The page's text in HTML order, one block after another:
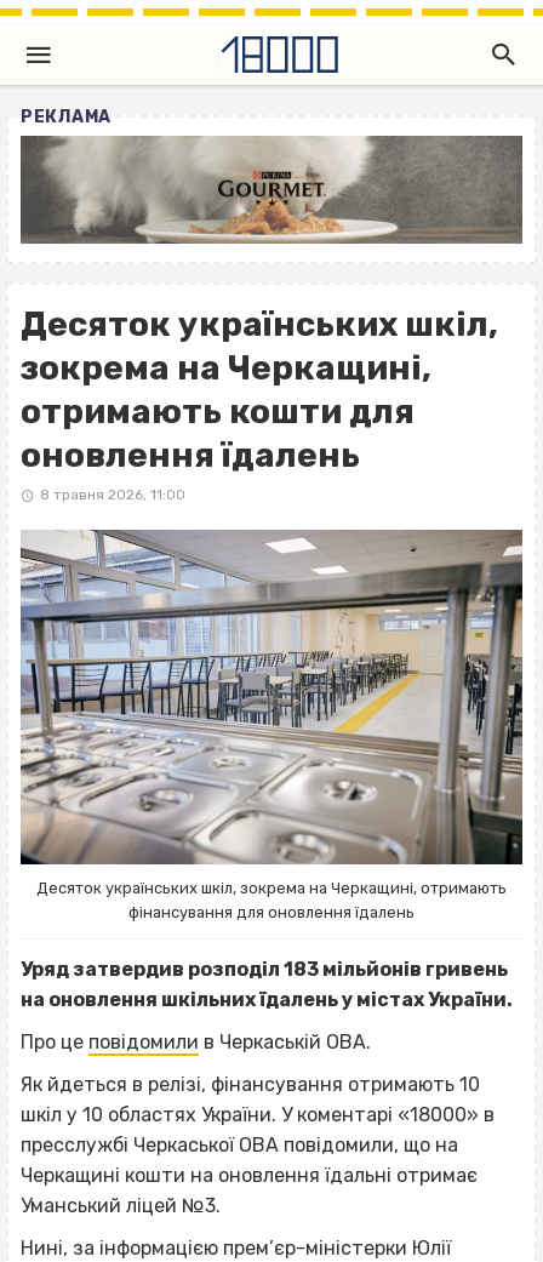
РЕКЛАМА
Десяток українських шкіл,
зокрема на Черкащині,
отримають кошти для
оновлення їдалень
8 травня 2026, 11:00
Десяток українських шкіл, зокрема на Черкащині, отримають
фінансування для оновлення їдалень
Уряд затвердив розподіл 183 мільйонів гривень
на оновлення шкільних їдалень у містах України.
Про це повідомили в Черкаській ОВА.
Як йдеться в релізі, фінансування отримають 10
шкіл у 10 областях України. У коментарі «18000» в
пресслужбі Черкаської ОВА повідомили, що на
Черкащині кошти на оновлення їдальні отримає
Уманський ліцей №3.
Нині, за інформацією прем’єр-міністерки Юлії